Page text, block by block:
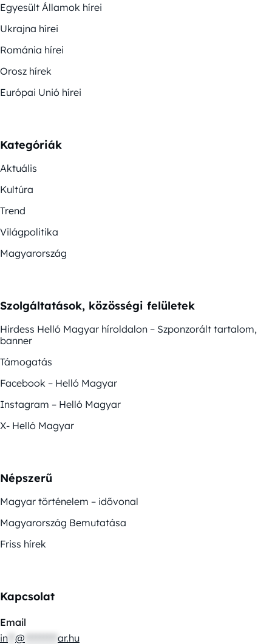
Egyesült Államok hírei
Ukrajna hírei
Románia hírei
Orosz hírek
Európai Unió hírei
Kategóriák
Aktuális
Kultúra
Trend
Világpolitika
Magyarország
Szolgáltatások, közösségi felületek
Hirdess Helló Magyar híroldalon – Szponzorált tartalom,
banner
Támogatás
Facebook – Helló Magyar
Instagram – Helló Magyar
X- Helló Magyar
Népszerű
Magyar történelem – idővonal
Magyarország Bemutatása
Friss hírek
Kapcsolat
Email
in @ ar.hu